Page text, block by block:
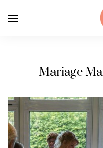
Mariage